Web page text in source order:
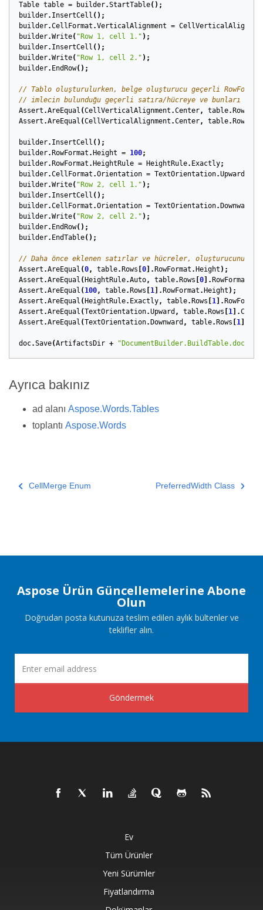
Table table = builder.StartTable();
builder. InsertCell ();
builder.CellFormat .VerticalAlignment =
builder.Write( "Row 1, cell 1." );
builder. InsertCell ();
builder.Write( "Row 1, cell 2." );
builder. EndRow();
// Tablo oluşturulurken, belge oluşturucu geçerli
// imlecin bulunduğu geçerli satıra/hücreye ve bunları
Assert .AreEqual (CellVerticalAlignment .Center, table. Rows
Assert .AreEqual (CellVerticalAlignment .Center, table. Rows
builder. InsertCell ();
builder. RowFormat . Height = 100;
builder. RowFormat . HeightRule = HeightRule. Exactly;
builder.CellFormat .Orientation = TextOrientation.Upward
builder.Write( "Row 2, cell 1." );
builder. InsertCell ();
builder.CellFormat .Orientation = TextOrientation. Downward
builder.Write( "Row 2, cell 2." );
builder. EndRow();
builder. EndTable();
// Daha önce eklenen satırlar ve hücreler, oluşturucunun
Assert .AreEqual (0, table. Rows 0 ]. RowFormat . Height );
Assert .AreEqual ( HeightRule.Auto, table. Rows 0 ]. RowFormat
Assert .AreEqual ( 100, table. Rows 1 ]. RowFormat . Height );
Assert .AreEqual ( HeightRule. Exactly, table. Rows 1 ]. RowFormat
Assert .AreEqual (TextOrientation.Upward , table. Rows 1 ].Cells
Assert .AreEqual (TextOrientation. Downward , table. Rows 1
doc.Save(ArtifactsDir + "DocumentBuilder.BuildTable.docx"
Ayrıca bakınız
ad alanı Aspose.Words.Tables
toplantı Aspose.Words
CellMerge Enum PreferredWidth Class
Aspose Ürün Güncellemelerine Abone
Olun
Doğrudan posta kutunuza teslim edilen aylık bültenler ve
teklifler alın.
Göndermek
Ev
Tüm Ürünler
Yeni Sürümler
Fiyatlandırma